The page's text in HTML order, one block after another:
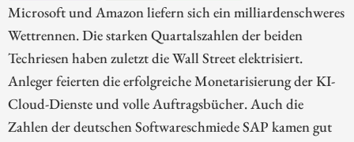
Microsoft und Amazon liefern sich ein milliardenschweres
Wettrennen. Die starken Quartalszahlen der beiden
Techriesen haben zuletzt die Wall Street elektrisiert.
Anleger feierten die erfolgreiche Monetarisierung der KI-
Cloud-Dienste und volle Auftragsbücher. Auch die
Zahlen der deutschen Softwareschmiede SAP kamen gut